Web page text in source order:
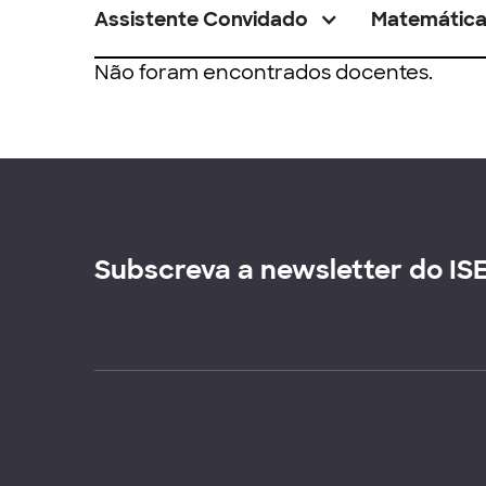
Assistente Convidado Matemática
Não foram encontrados docentes.
Subscreva a newsletter do